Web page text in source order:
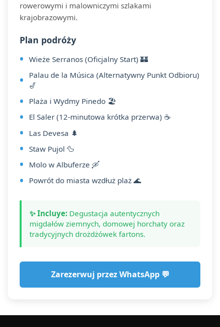
rowerowymi i malowniczymi szlakami
krajobrazowymi.
Plan podróży
Wieże Serranos (Oficjalny Start) 🏰
Palau de la Música (Alternatywny Punkt Odbioru)
🎷
Plaża i Wydmy Pinedo 🏖️
El Saler (12-minutowa krótka przerwa) ☕
Las Devesa 🌲
Staw Pujol 🦆
Molo w Albuferze 🛶
Powrót do miasta wzdłuż plaż 🌊
✨ Incluye: Degustacja autentycznych
migdałów ziemnych, domowej horchaty oraz
tradycyjnych drożdżówek fartons.
Zarezerwuj przez WhatsApp 💬